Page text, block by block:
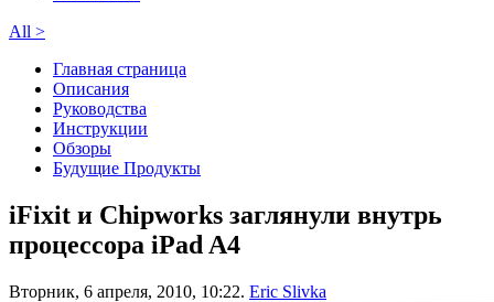
All >
Главная страница
Описания
Руководства
Инструкции
Обзоры
Будущие Продукты
iFixit и Chipworks заглянули внутрь
процессора iPad A4
Вторник, 6 апреля, 2010, 10:22. Eric Slivka